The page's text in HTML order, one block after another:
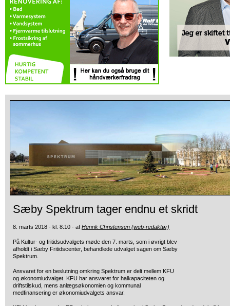
Sæby Spektrum tager endnu et skridt
8. marts 2018 - kl. 8:10 - af Henrik Christensen (web-redaktør)
På Kultur- og fritidsudvalgets møde den 7. marts, som i øvrigt blev
afholdt i Sæby Fritidscenter, behandlede udvalget sagen om Sæby
Spektrum.
Ansvaret for en beslutning omkring Spektrum er delt mellem KFU
og økonomiudvalget. KFU har ansvaret for halkapaciteten og
driftstilskud, mens anlægsøkonomien og kommunal
medfinansering er økonomiudvalgets ansvar.